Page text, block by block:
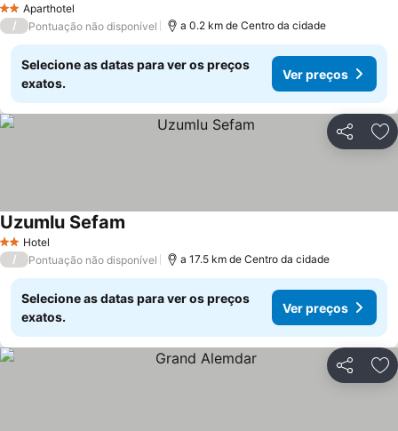
2 EstrelasAparthotel
/ Pontuação não disponível a 0.2 km de Centro da cidade
Selecione as datas para ver os preços
exatos.
Ver preços
Partilhar
2 Estrelas
Hotel
Uzumlu Sefam
/ Pontuação não disponível a 17.5 km de Centro da cidade
Selecione as datas para ver os preços
exatos.
Ver preços
Partilhar